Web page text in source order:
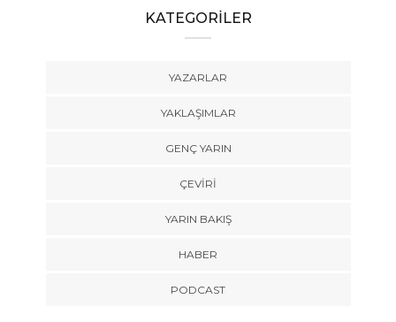
KATEGORİLER
YAZARLAR
YAKLAŞIMLAR
GENÇ YARIN
ÇEVİRİ
YARIN BAKIŞ
HABER
PODCAST